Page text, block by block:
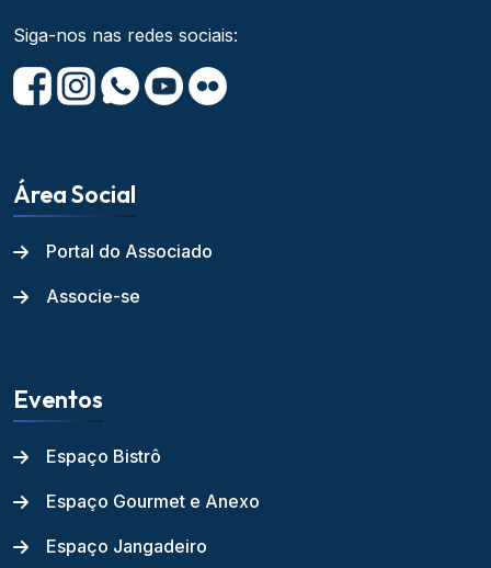
Siga-nos nas redes sociais:
Área Social
Portal do Associado
Associe-se
Eventos
Espaço Bistrô
Espaço Gourmet e Anexo
Espaço Jangadeiro